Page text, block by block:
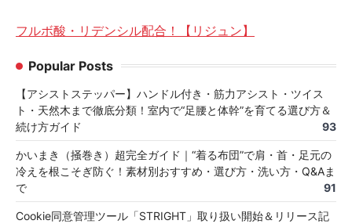
フルボ酸・リデンシル配合！【リジュン】
Popular Posts
【アシストステッパー】ハンドル付き・筋力アシスト・ツイス
ト・天然木まで徹底分類！室内で“足腰と体幹”を育てる選び方＆
続け方ガイド
93
かいまき（掻巻き）超完全ガイド｜“着る布団”で肩・首・足元の
冷えを根こそぎ防ぐ！素材別おすすめ・選び方・洗い方・Q&Aま
で
91
Cookie同意管理ツール「STRIGHT」取り扱い開始＆リリース記